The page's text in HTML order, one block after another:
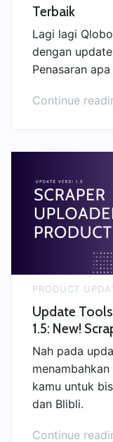
Terbaik
Lagi lagi
dengan
Penasaran
Continue
PRODUCT
Update
1.5: New!
Nah pada
kamu untuk
dan Blibli.
Continue